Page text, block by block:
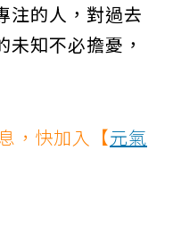
注的人，對過去
知不必擔憂，
，快加入【元氣